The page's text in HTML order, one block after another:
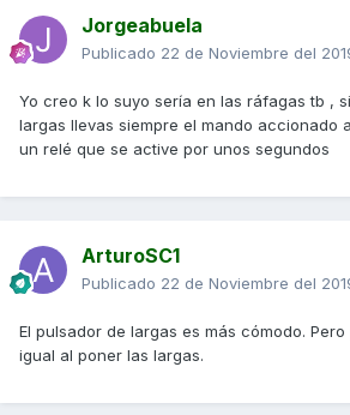
pincharlos una vez que pueda abrir del
manillar.
Son dos cables uno azul y otro
de las cortas y largas son dos azules
Javi
Jorgeabuela
Publicado 22 de Noviembre del
Yo creo k lo suyo sería en las ráfagas tb ,
largas llevas siempre el mando accionado
un relé que se active por unos segundos
ArturoSC1
Publicado 22 de Noviembre del
El pulsador de largas es más cómodo.
igual al poner las largas.